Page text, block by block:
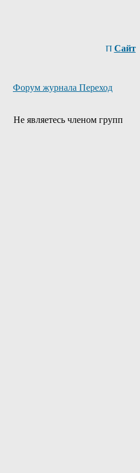
Сайт
Форум журнала Переход
Не являетесь членом групп